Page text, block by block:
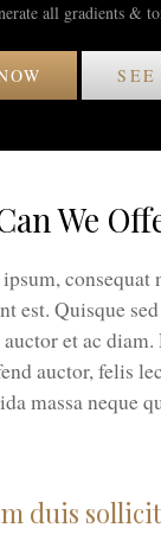
all gradients &
SEE
We
consequat
est. Quisque
et ac diam.
auctor, felis
massa neque
duis